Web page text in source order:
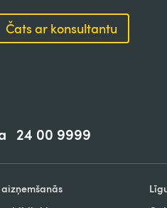
Čats ar konsultantu
24 00 9999